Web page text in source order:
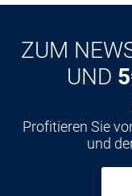
ZUM
UND
Profitieren Sie
und